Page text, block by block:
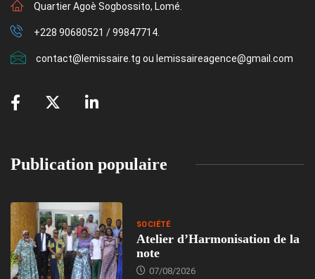
Quartier Agoè Sogbossito, Lomé.
+228 90680521 / 99847714.
contact@lemissaire.tg ou lemissaireagence@gmail.com
Publication populaire
SOCIÉTÉ
Atelier d’Harmonisation de la
note
07/08/2026